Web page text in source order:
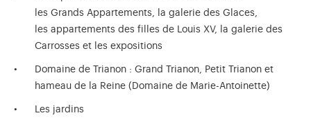
les Grands Appartements, la galerie des Glaces,
les appartements des filles de Louis XV, la galerie des
Carrosses et les expositions
Domaine de Trianon : Grand Trianon, Petit Trianon et
hameau de la Reine (Domaine de Marie-Antoinette)
Les jardins